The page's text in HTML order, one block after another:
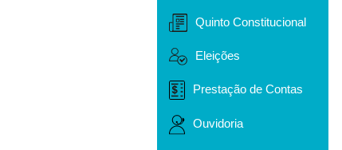
Quinto Constitucional
Eleições
Prestação de Contas
Ouvidoria